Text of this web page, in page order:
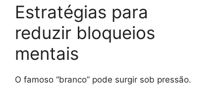
Estratégias para
reduzir bloqueios
mentais
O famoso “branco” pode surgir sob pressão.